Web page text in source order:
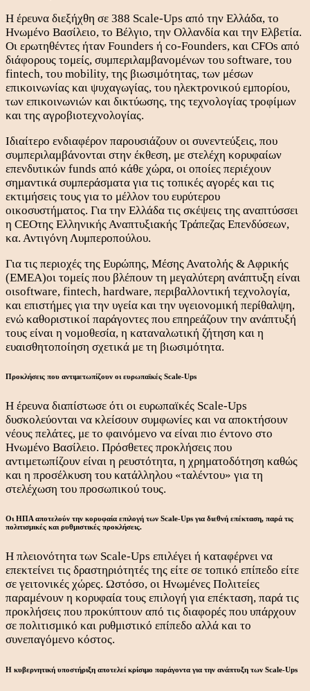
Η έρευνα διεξήχθη σε 388 Scale-Ups από την Ελλάδα, το
Ηνωμένο Βασίλειο, το Βέλγιο, την Ολλανδία και την Ελβετία.
Οι ερωτηθέντες ήταν Founders ή co-Founders, και CFOs από
διάφορους τομείς, συμπεριλαμβανομένων του software, του
fintech, του mobility, της βιωσιμότητας, των μέσων
επικοινωνίας και ψυχαγωγίας, του ηλεκτρονικού εμπορίου,
των επικοινωνιών και δικτύωσης, της τεχνολογίας τροφίμων
και της αγροβιοτεχνολογίας.
Ιδιαίτερο ενδιαφέρον παρουσιάζουν οι συνεντεύξεις, που
συμπεριλαμβάνονται στην έκθεση, με στελέχη κορυφαίων
επενδυτικών funds από κάθε χώρα, οι οποίες περιέχουν
σημαντικά συμπεράσματα για τις τοπικές αγορές και τις
εκτιμήσεις τους για το μέλλον του ευρύτερου
οικοσυστήματος. Για την Ελλάδα τις σκέψεις της αναπτύσσει
η CEOτης Ελληνικής Αναπτυξιακής Τράπεζας Επενδύσεων,
κα. Αντιγόνη Λυμπεροπούλου.
Για τις περιοχές της Ευρώπης, Μέσης Ανατολής & Αφρικής
(ΕΜΕΑ)οι τομείς που βλέπουν τη μεγαλύτερη ανάπτυξη είναι
οιsoftware, fintech, hardware, περιβαλλοντική τεχνολογία,
και επιστήμες για την υγεία και την υγειονομική περίθαλψη,
ενώ καθοριστικοί παράγοντες που επηρεάζουν την ανάπτυξή
τους είναι η νομοθεσία, η καταναλωτική ζήτηση και η
ευαισθητοποίηση σχετικά με τη βιωσιμότητα.
Προκλήσεις που αντιμετωπίζουν οι ευρωπαϊκές Scale-Ups
Η έρευνα διαπίστωσε ότι οι ευρωπαϊκές Scale-Ups
δυσκολεύονται να κλείσουν συμφωνίες και να αποκτήσουν
νέους πελάτες, με το φαινόμενο να είναι πιο έντονο στο
Ηνωμένο Βασίλειο. Πρόσθετες προκλήσεις που
αντιμετωπίζουν είναι η ρευστότητα, η χρηματοδότηση καθώς
και η προσέλκυση του κατάλληλου «ταλέντου» για τη
στελέχωση του προσωπικού τους.
Οι ΗΠΑ αποτελούν την κορυφαία επιλογή των Scale-Ups για διεθνή επέκταση, παρά τις
πολιτισμικές και ρυθμιστικές προκλήσεις.
Η πλειονότητα των Scale-Ups επιλέγει ή καταφέρνει να
επεκτείνει τις δραστηριότητές της είτε σε τοπικό επίπεδο είτε
σε γειτονικές χώρες. Ωστόσο, οι Ηνωμένες Πολιτείες
παραμένουν η κορυφαία τους επιλογή για επέκταση, παρά τις
προκλήσεις που προκύπτουν από τις διαφορές που υπάρχουν
σε πολιτισμικό και ρυθμιστικό επίπεδο αλλά και το
συνεπαγόμενο κόστος.
Η κυβερνητική υποστήριξη αποτελεί κρίσιμο παράγοντα για την ανάπτυξη των Scale-Ups